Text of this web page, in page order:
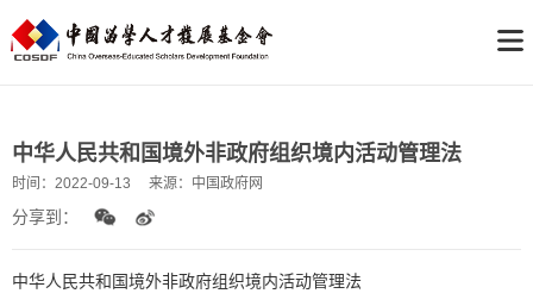
中华人民共和国境外非政府组织境内活动管理法
时间： 2022-09-13 来源： 中国政府网
分享到：
中华人民共和国境外非政府组织境内活动管理法